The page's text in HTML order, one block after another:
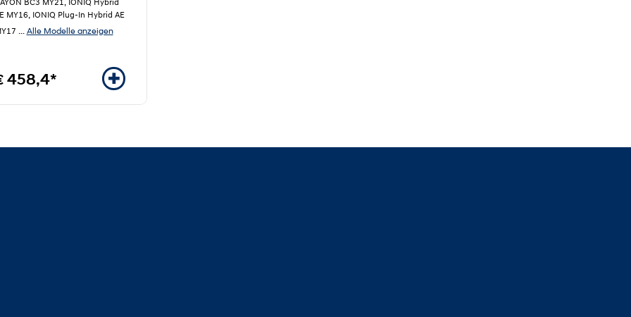
BC3 MY21, IONIQ Hybrid
MY16, IONIQ Plug-In Hybrid AE
... Alle Modelle anzeigen
458,4*